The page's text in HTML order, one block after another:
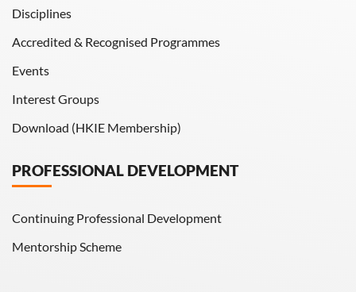
Disciplines
Accredited & Recognised Programmes
Events
Interest Groups
Download (HKIE Membership)
PROFESSIONAL DEVELOPMENT
Continuing Professional Development
Mentorship Scheme